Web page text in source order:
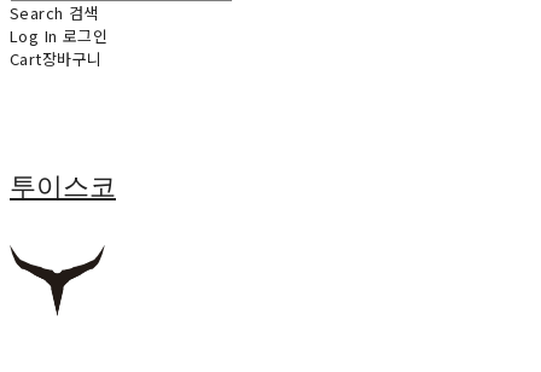
Search 검색
Log In 로그인
Cart장바구니
투이스코